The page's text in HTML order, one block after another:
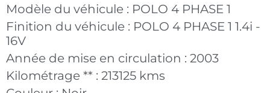
Modèle du véhicule : POLO 4 PHASE 1
Finition du véhicule : POLO 4 PHASE 1 1.4i -
16V
Année de mise en circulation : 2003
Kilométrage ** : 213125 kms